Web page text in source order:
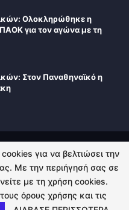
Ολοκληρώθηκε η
για τον αγώνα με τη
Στον Παναθηναϊκό η
ΕΠΙΚΟΙΝΩΝΙΑ
Rights Reserved.
για να βελτιώσει την
Με την περιήγησή σας σε
με τη χρήση cookies.
όρους χρήσης και τις